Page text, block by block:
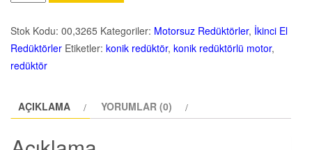
Stok Kodu: 00,3265 Kategoriler: Motorsuz Redüktörler, İkinci El
Redüktörler Etiketler: konik redüktör, konik redüktörlü motor,
redüktör
AÇIKLAMA YORUMLAR (0)